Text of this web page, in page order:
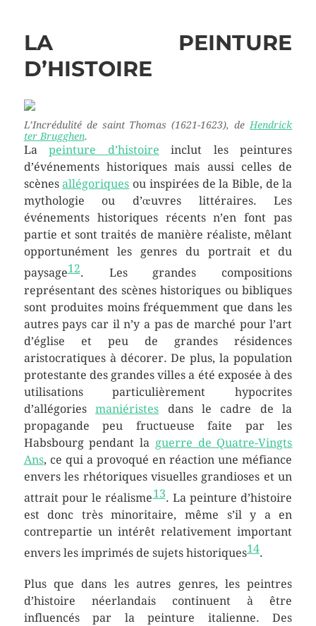
LA PEINTURE
D’HISTOIRE
L’Incrédulité de saint Thomas (1621-1623), deHendrick
ter Brugghen.
Lapeinture d’histoire inclut les peintures
d’événements historiques mais aussi celles de
scènesallégoriques ou inspirées de la Bible, de la
mythologie ou d’œuvres littéraires. Les
événements historiques récents n’en font pas
partie et sont traités de manière réaliste, mêlant
opportunément les genres du portrait et du
paysage12. Les grandes compositions
représentant des scènes historiques ou bibliques
sont produites moins fréquemment que dans les
autres pays car il n’y a pas de marché pour l’art
d’église et peu de grandes résidences
aristocratiques à décorer. De plus, la population
protestante des grandes villes a été exposée à des
utilisations particulièrement hypocrites
d’allégoriesmaniéristes dans le cadre de la
propagande peu fructueuse faite par les
Habsbourg pendant la guerre de Quatre-Vingts
Ans, ce qui a provoqué en réaction une méfiance
envers les rhétoriques visuelles grandioses et un
attrait pour le réalisme13. La peinture d’histoire
est donc très minoritaire, même s’il y a en
contrepartie un intérêt relativement important
envers les imprimés de sujets historiques14.
Plus que dans les autres genres, les peintres
d’histoire néerlandais continuent à être
influencés par la peinture italienne. Des